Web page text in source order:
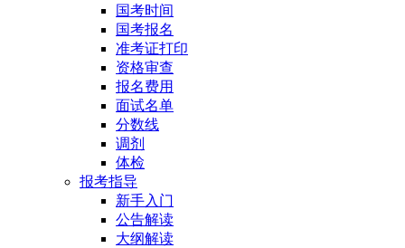
国考时间
国考报名
准考证打印
资格审查
报名费用
面试名单
分数线
调剂
体检
报考指导
新手入门
公告解读
大纲解读